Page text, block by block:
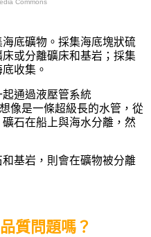
Commons
底礦物。採集海底塊狀硫
或分離礦床和基岩；採集
收集。
通過液壓管系統
像是一條超級長的水管，從
石在船上與海水分離，然
基岩，則會在礦物被分離
質問題嗎？